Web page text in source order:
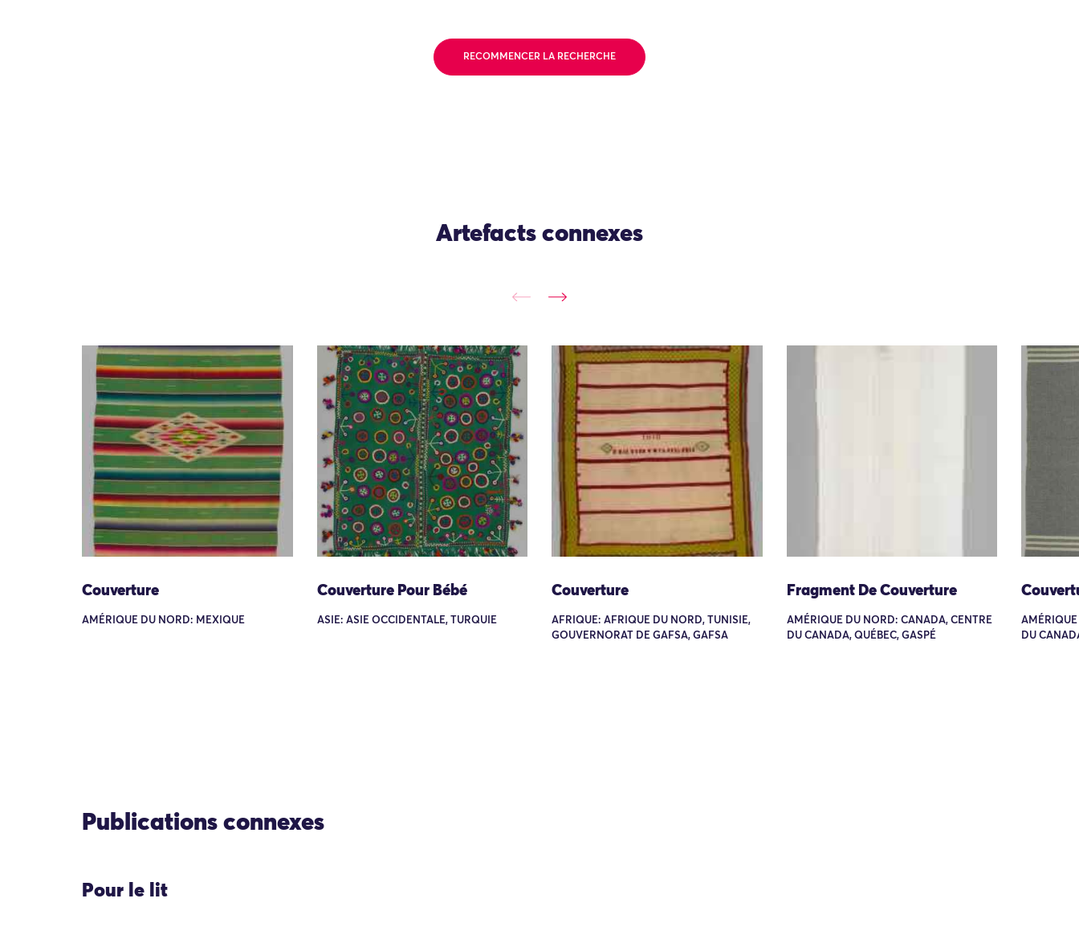
RECOMMENCER LA RECHERCHE
Artefacts connexes
Couverture
AMÉRIQUE DU NORD: MEXIQUE
Couverture Pour Bébé
ASIE: ASIE OCCIDENTALE, TURQUIE
Couverture
AFRIQUE: AFRIQUE DU NORD, TUNISIE,
GOUVERNORAT DE GAFSA, GAFSA
Fragment De Couverture
AMÉRIQUE DU NORD: CANADA, CENTRE
DU CANADA, QUÉBEC, GASPÉ
DU
Publications connexes
Pour le lit